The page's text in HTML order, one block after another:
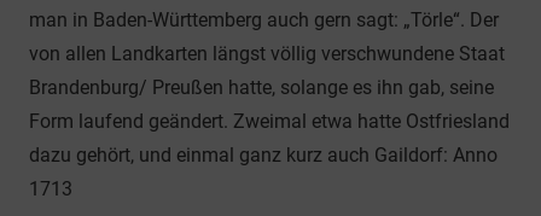
man in Baden-Württemberg auch gern sagt: „Törle“. Der
von allen Landkarten längst völlig verschwundene Staat
Brandenburg/ Preußen hatte, solange es ihn gab, seine
Form laufend geändert. Zweimal etwa hatte Ostfriesland
dazu gehört, und einmal ganz kurz auch Gaildorf: Anno
1713